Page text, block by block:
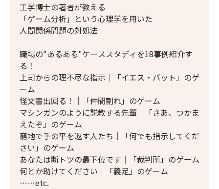
工学博士の著者が教える
「ゲーム分析」という心理学を用いた
人間関係問題の対処法
職場の"あるある"ケーススタディを18事例紹介す
る！
上司からの理不尽な指示│「イエス・バット」のゲ
ーム
怪文書出回る！│「仲間割れ」のゲーム
マシンガンのように説教する先輩│「さあ、つかま
えたぞ」のゲーム
窮地で手の平を返す人たち│「何でも指示してくだ
さい」のゲーム
あなたは断トツの最下位です│「裁判所」のゲーム
何とか助けてください│「義足」のゲーム
……etc.